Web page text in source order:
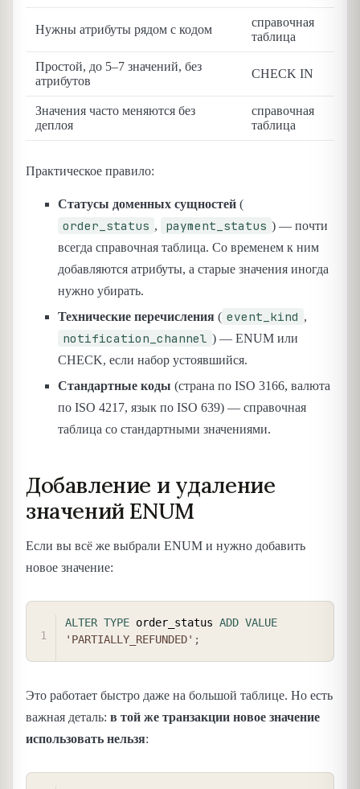
Нужны атрибуты рядом с кодом
справочная
таблица
Простой, до 5–7 значений, без
атрибутов
CHECK IN
Значения часто меняются без
деплоя
справочная
таблица
Практическое правило:
Статусы доменных сущностей (
order_status , payment_status ) — почти
всегда справочная таблица. Со временем к ним
добавляются атрибуты, а старые значения иногда
нужно убирать.
Технические перечисления ( event_kind ,
notification_channel ) — ENUM или
CHECK, если набор устоявшийся.
Стандартные коды (страна по ISO 3166, валюта
по ISO 4217, язык по ISO 639) — справочная
таблица со стандартными значениями.
Добавление и удаление
значений ENUM
Если вы всё же выбрали ENUM и нужно добавить
новое значение:
ALTER TYPE order_status ADD VALUE
'PARTIALLY_REFUNDED' ;
Это работает быстро даже на большой таблице. Но есть
важная деталь: в той же транзакции новое значение
использовать нельзя: